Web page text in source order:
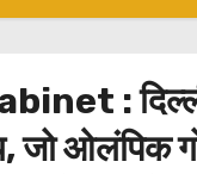
:
जो ओलंपिक